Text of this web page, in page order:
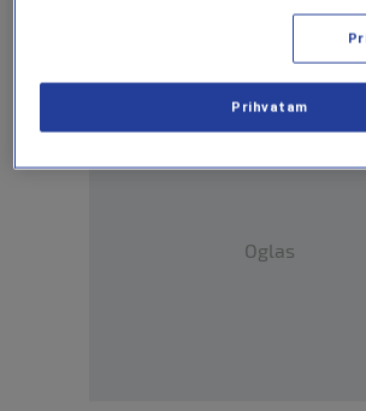
Oglas
Prihvatam